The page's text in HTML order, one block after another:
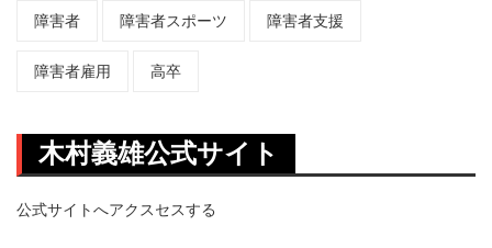
障害者 障害者スポーツ 障害者支援
障害者雇用 高卒
木村義雄公式サイト
公式サイトへアクスセスする